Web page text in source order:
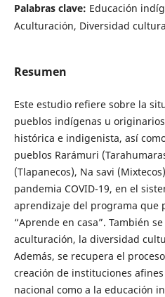
Palabras clave: Educación
Aculturación, Diversidad
Resumen
Este estudio refiere sobre la
pueblos indígenas u
histórica e indigenista, así
pueblos Rarámuri
(Tlapanecos), Na savi
pandemia COVID-19, en el
aprendizaje del programa que
“Aprende en casa”. También
aculturación, la diversidad
Además, se recupera el
creación de instituciones
nacional como a la educación